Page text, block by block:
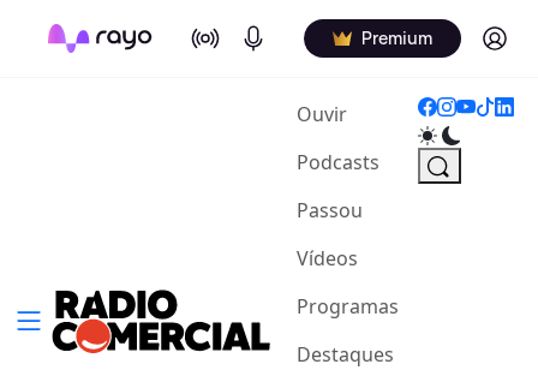
On Air Podcasts Premium Log in
Ouvir(current)
Podcasts
Passou
Vídeos
Programas
Destaques